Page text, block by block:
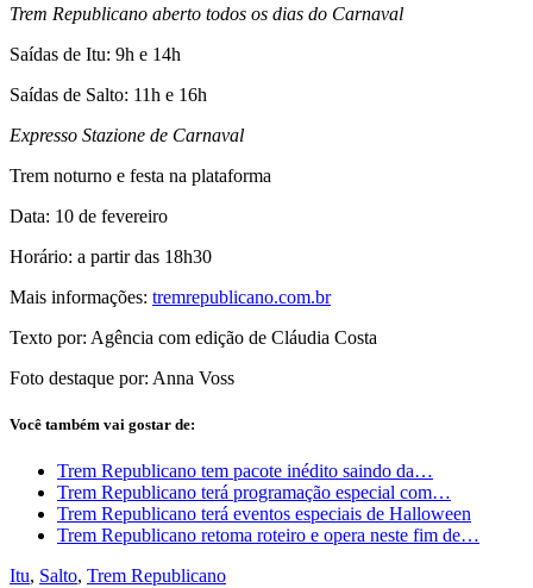
Trem Republicano aberto todos os dias do Carnaval
Saídas de Itu: 9h e 14h
Saídas de Salto: 11h e 16h
Expresso Stazione de Carnaval
Trem noturno e festa na plataforma
Data: 10 de fevereiro
Horário: a partir das 18h30
Mais informações: tremrepublicano.com.br
Texto por: Agência com edição de Cláudia Costa
Foto destaque por: Anna Voss
Você também vai gostar de:
Trem Republicano tem pacote inédito saindo da…
Trem Republicano terá programação especial com…
Trem Republicano terá eventos especiais de Halloween
Trem Republicano retoma roteiro e opera neste fim de…
Itu, Salto, Trem Republicano